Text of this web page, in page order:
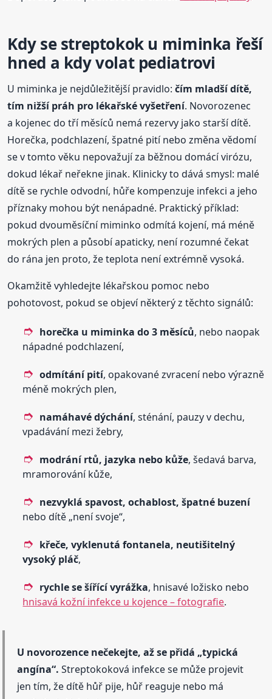
Kdy se streptokok u miminka řeší
hned a kdy volat pediatrovi
U miminka je nejdůležitější pravidlo:čím mladší dítě,
tím nižší práh pro lékařské vyšetření. Novorozenec
a kojenec do tří měsíců nemá rezervy jako starší dítě.
Horečka, podchlazení, špatné pití nebo změna vědomí
se v tomto věku nepovažují za běžnou domácí virózu,
dokud lékař neřekne jinak. Klinicky to dává smysl: malé
dítě se rychle odvodní, hůře kompenzuje infekci a jeho
příznaky mohou být nenápadné. Praktický příklad:
pokud dvouměsíční miminko odmítá kojení, má méně
mokrých plen a působí apaticky, není rozumné čekat
do rána jen proto, že teplota není extrémně vysoká.
Okamžitě vyhledejte lékařskou pomoc nebo
pohotovost, pokud se objeví některý z těchto signálů:
horečka u miminka do 3 měsíců, nebo naopak
nápadné podchlazení,
odmítání pití, opakované zvracení nebo výrazně
méně mokrých plen,
namáhavé dýchání, sténání, pauzy v dechu,
vpadávání mezi žebry,
modrání rtů, jazyka nebo kůže, šedavá barva,
mramorování kůže,
nezvyklá spavost, ochablost, špatné buzení
nebo dítě „není svoje“,
křeče, vyklenutá fontanela, neutišitelný
vysoký pláč,
rychle se šířící vyrážka, hnisavé ložisko nebo
hnisavá kožní infekce u kojence – fotografie.
U novorozence nečekejte, až se přidá „typická
angína“. Streptokoková infekce se může projevit
jen tím, že dítě hůř pije, hůř reaguje nebo má